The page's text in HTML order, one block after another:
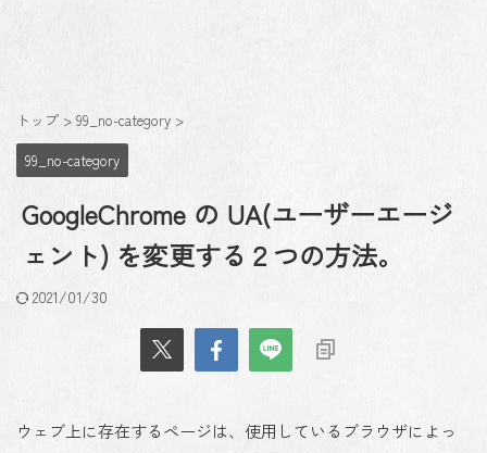
トップ > 99_no-category >
99_no-category
GoogleChrome の UA(ユーザーエージ
ェント) を変更する２つの方法。
2021/01/30
ウェブ上に存在するページは、使用しているブラウザによっ